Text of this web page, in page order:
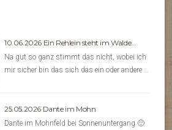
10.06.2026 Ein Rehlein steht im Walde…
Na gut so ganz stimmt das nicht, wobei ich
mir sicher bin das sich das ein oder andere …
25.05.2026 Dante im Mohn
Dante im Mohnfeld bei Sonnenuntergang 🙂